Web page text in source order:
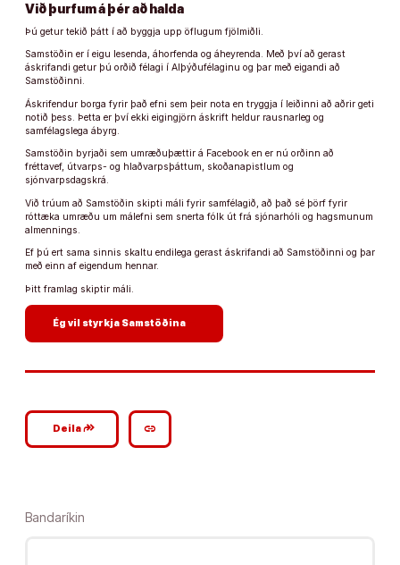
Við þurfum á þér að halda
Þú getur tekið þátt í að byggja upp öflugum fjölmiðli.
Samstöðin er í eigu lesenda, áhorfenda og áheyrenda. Með því að gerast
áskrifandi getur þú orðið félagi í Alþýðufélaginu og þar með eigandi að
Samstöðinni.
Áskrifendur borga fyrir það efni sem þeir nota en tryggja í leiðinni að aðrir geti
notið þess. Þetta er því ekki eigingjörn áskrift heldur rausnarleg og
samfélagslega ábyrg.
Samstöðin byrjaði sem umræðuþættir á Facebook en er nú orðinn að
fréttavef, útvarps- og hlaðvarpsþáttum, skoðanapistlum og
sjónvarpsdagskrá.
Við trúum að Samstöðin skipti máli fyrir samfélagið, að það sé þörf fyrir
róttæka umræðu um málefni sem snerta fólk út frá sjónarhóli og hagsmunum
almennings.
Ef þú ert sama sinnis skaltu endilega gerast áskrifandi að Samstöðinni og þar
með einn af eigendum hennar.
Þitt framlag skiptir máli.
Ég vil styrkja Samstöðina
Deilagoogle_plus_reshare link
Bandaríkin